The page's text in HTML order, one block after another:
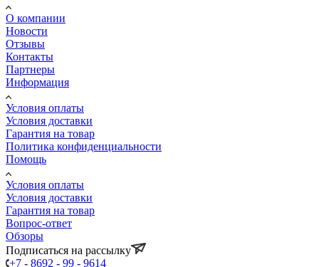
О компании
Новости
Отзывы
Контакты
Партнеры
Информация
Условия оплаты
Условия доставки
Гарантия на товар
Политика конфиденциальности
Помощь
Условия оплаты
Условия доставки
Гарантия на товар
Вопрос-ответ
Обзоры
Подписаться на рассылку
+7 - 8692 - 99 - 9614